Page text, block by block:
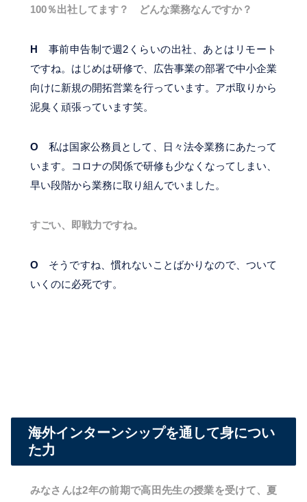
100％出社してます？ どんな業務なんですか？
H 事前申告制で週2くらいの出社、あとはリモート
ですね。はじめは研修で、広告事業の部署で中小企業
向けに新規の開拓営業を行っています。アポ取りから
泥臭く頑張っています笑。
O 私は国家公務員として、日々法令業務にあたって
います。コロナの関係で研修も少なくなってしまい、
早い段階から業務に取り組んでいました。
すごい、即戦力ですね。
O そうですね、慣れないことばかりなので、ついて
いくのに必死です。
海外インターンシップを通して身につい
た力
みなさんは2年の前期で高田先生の授業を受けて、夏